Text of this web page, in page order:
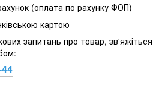
(оплата по рахунку ФОП)
картою
запитань про товар, зв'яжіться